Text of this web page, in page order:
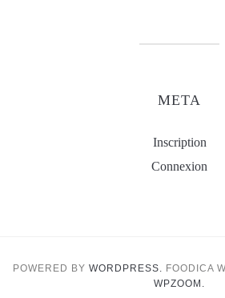
META
Inscription
Connexion
POWERED BY WORDPRESS. FOODICA
WPZOOM.